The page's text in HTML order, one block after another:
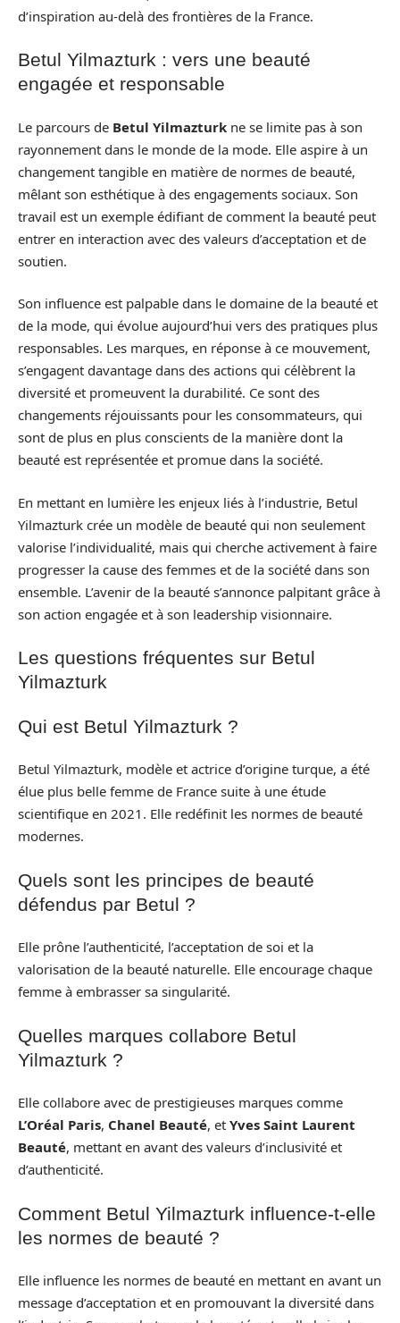
d’inspiration au-delà des frontières de la France.
Betul Yilmazturk : vers une beauté
engagée et responsable
Le parcours de Betul Yilmazturk ne se limite pas à son
rayonnement dans le monde de la mode. Elle aspire à un
changement tangible en matière de normes de beauté,
mêlant son esthétique à des engagements sociaux. Son
travail est un exemple édifiant de comment la beauté peut
entrer en interaction avec des valeurs d’acceptation et de
soutien.
Son influence est palpable dans le domaine de la beauté et
de la mode, qui évolue aujourd’hui vers des pratiques plus
responsables. Les marques, en réponse à ce mouvement,
s’engagent davantage dans des actions qui célèbrent la
diversité et promeuvent la durabilité. Ce sont des
changements réjouissants pour les consommateurs, qui
sont de plus en plus conscients de la manière dont la
beauté est représentée et promue dans la société.
En mettant en lumière les enjeux liés à l’industrie, Betul
Yilmazturk crée un modèle de beauté qui non seulement
valorise l’individualité, mais qui cherche activement à faire
progresser la cause des femmes et de la société dans son
ensemble. L’avenir de la beauté s’annonce palpitant grâce à
son action engagée et à son leadership visionnaire.
Les questions fréquentes sur Betul
Yilmazturk
Qui est Betul Yilmazturk ?
Betul Yilmazturk, modèle et actrice d’origine turque, a été
élue plus belle femme de France suite à une étude
scientifique en 2021. Elle redéfinit les normes de beauté
modernes.
Quels sont les principes de beauté
défendus par Betul ?
Elle prône l’authenticité, l’acceptation de soi et la
valorisation de la beauté naturelle. Elle encourage chaque
femme à embrasser sa singularité.
Quelles marques collabore Betul
Yilmazturk ?
Elle collabore avec de prestigieuses marques comme
L’Oréal Paris, Chanel Beauté, et Yves Saint Laurent
Beauté, mettant en avant des valeurs d’inclusivité et
d’authenticité.
Comment Betul Yilmazturk influence-t-elle
les normes de beauté ?
Elle influence les normes de beauté en mettant en avant un
message d’acceptation et en promouvant la diversité dans